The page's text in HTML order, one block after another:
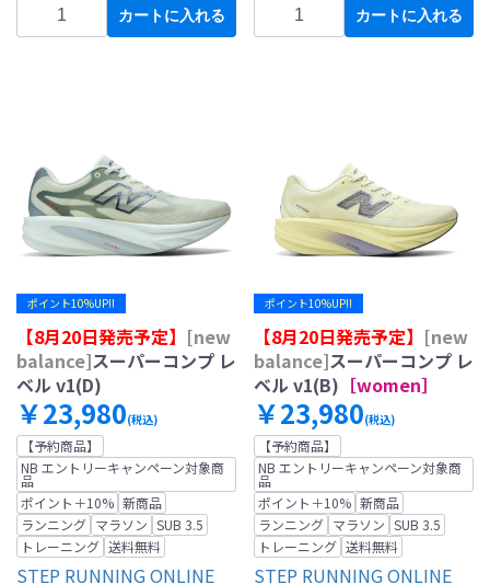
カートに入れる カートに入れる
ポイント10%UP!!
【8月20日発売予定】 [new
balance]スーパーコンプ レ
ベル v1(D)
￥23,980(税込)
【予約商品】
NB エントリーキャンペーン対象商
品
ポイント＋10% 新商品
ランニング マラソン SUB 3.5
トレーニング 送料無料
STEP RUNNING ONLINE
ポイント10%UP!!
【8月20日発売予定】 [new
balance]スーパーコンプ レ
ベル v1(B) ［women］
￥23,980(税込)
【予約商品】
NB エントリーキャンペーン対象商
品
ポイント＋10% 新商品
ランニング マラソン SUB 3.5
トレーニング 送料無料
STEP RUNNING ONLINE